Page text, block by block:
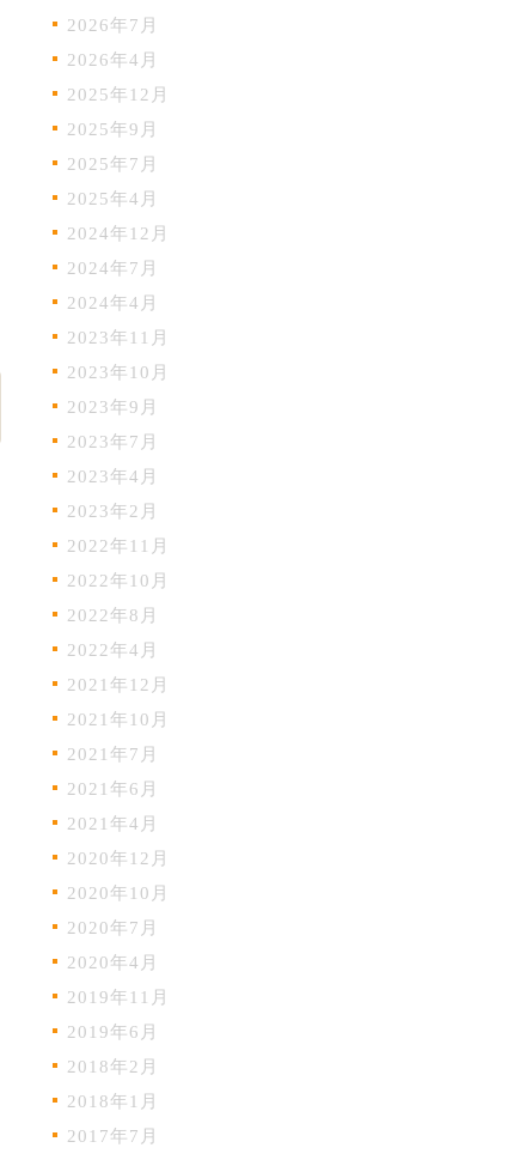
2026年7月
2026年4月
2025年12月
2025年9月
2025年7月
2025年4月
2024年12月
2024年7月
2024年4月
2023年11月
2023年10月
2023年9月
2023年7月
2023年4月
2023年2月
2022年11月
2022年10月
2022年8月
2022年4月
2021年12月
2021年10月
2021年7月
2021年6月
2021年4月
2020年12月
2020年10月
2020年7月
2020年4月
2019年11月
2019年6月
2018年2月
2018年1月
2017年7月